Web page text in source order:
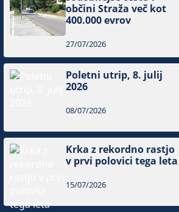
občini Straža več kot
400.000 evrov
27/07/2026
Poletni utrip, 8. julij
2026
08/07/2026
Krka z rekordno rastjo
v prvi polovici tega leta
15/07/2026